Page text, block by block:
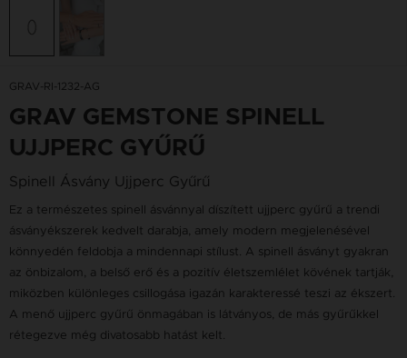
GRAV-RI-1232-AG
GRAV GEMSTONE SPINELL
UJJPERC GYŰRŰ
Spinell Ásvány Ujjperc Gyűrű
Ez a természetes spinell ásvánnyal díszített ujjperc gyűrű a trendi
ásványékszerek kedvelt darabja, amely modern megjelenésével
könnyedén feldobja a mindennapi stílust. A spinell ásványt gyakran
az önbizalom, a belső erő és a pozitív életszemlélet kövének tartják,
miközben különleges csillogása igazán karakteressé teszi az ékszert.
A menő ujjperc gyűrű önmagában is látványos, de más gyűrűkkel
rétegezve még divatosabb hatást kelt.